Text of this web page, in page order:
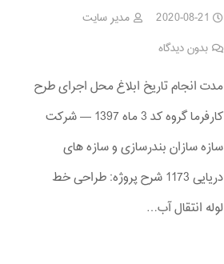
2020-08-21
مدیر سایت
بدون دیدگاه
مدت انجام تاریخ ابلاغ محل اجرای طرح
کارفرما گروه کد 3 ماه 1397 — شرکت
سازه سازان بندرسازی و سازه های
دریایی 1173 شرح پروژه: طراحی خط
لوله انتقال آب…